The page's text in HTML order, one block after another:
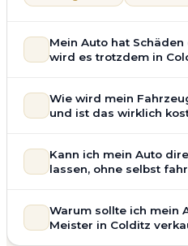
Mein Auto hat
wird es trotzdem in
Motorschaden,
allgemeinem Reparaturbedarf
Bewertung ein. Anders als
wir den realen Zustand und
Unfallwagen Colditz
Getriebeschaden
Faire
Wie wird mein
und ist das wirklich
vollständig kostenlos und
Modell, Baujahr,
Schätzung, sondern eine
tatsächlichen Verkaufspreis
Kann ich mein Auto
lassen, ohne selbst
umfasst die kostenlose
egal ob zu Hause, am
Warum sollte ich mein
Meister in Colditz